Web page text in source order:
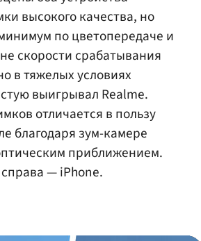
высокого качества, но
по цветопередаче и
скорости срабатывания
в тяжелых условиях
выигрывал Realme.
отличается в пользу
благодаря зум-камере
приближением.
— iPhone.